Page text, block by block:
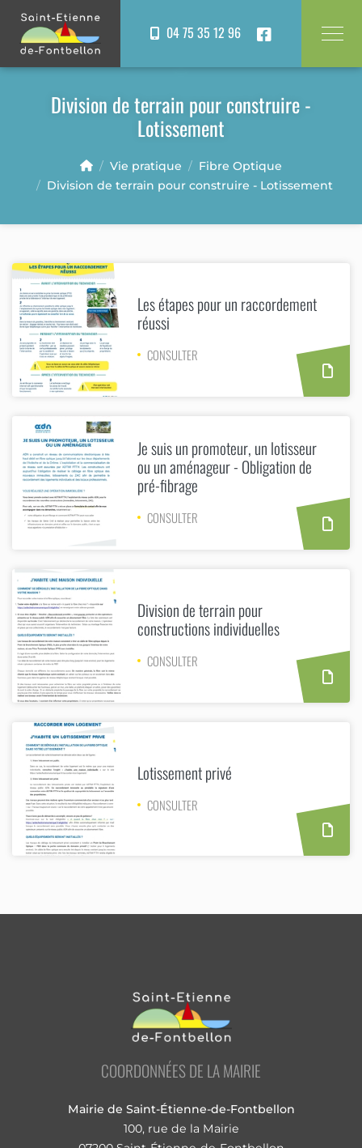
04 75 35 12 96
Division de terrain pour construire -
Lotissement
Vie pratique
Fibre Optique
Division de terrain pour construire - Lotissement
Les étapes pour un raccordement
réussi
CONSULTER
Je suis un promoteur, un lotisseur
ou un aménageur - Obligation de
pré-fibrage
CONSULTER
Division de terrain pour
constructions individuelles
CONSULTER
Lotissement privé
CONSULTER
COORDONNÉES DE LA MAIRIE
Mairie de Saint-Étienne-de-Fontbellon
100, rue de la Mairie
Panneau de gestion des cookies